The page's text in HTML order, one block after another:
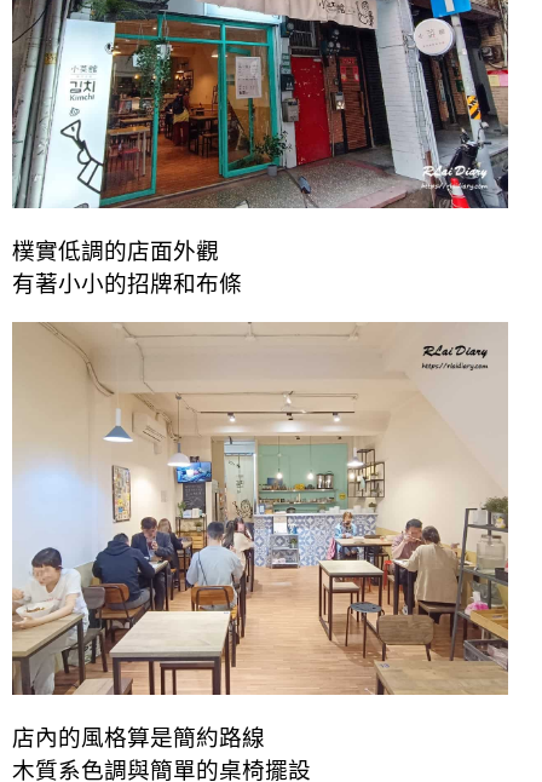
樸實低調的店面外觀
有著小小的招牌和布條
店內的風格算是簡約路線
木質系色調與簡單的桌椅擺設